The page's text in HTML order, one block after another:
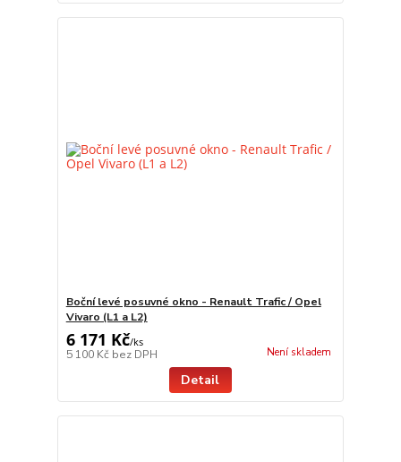
Boční levé posuvné okno - Renault Trafic / Opel
Vivaro (L1 a L2)
6 171 Kč/ks
5 100 Kč bez DPH Není skladem
Detail